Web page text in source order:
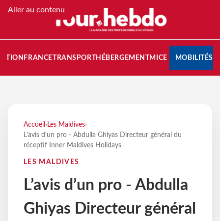
Aller au contenu
FRANCETRANSPORT HÉBERGEMENTMICE MOBILITÉS
Accueil › Les Maldives›
L’avis d’un pro - Abdulla Ghiyas Directeur général du
réceptif Inner Maldives Holidays
LES MALDIVES
L’avis d’un pro - Abdulla
Ghiyas Directeur général